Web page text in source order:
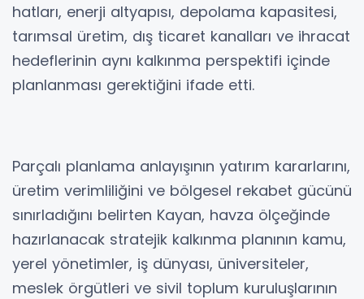
hatları, enerji altyapısı, depolama kapasitesi,
tarımsal üretim, dış ticaret kanalları ve ihracat
hedeflerinin aynı kalkınma perspektifi içinde
planlanması gerektiğini ifade etti.
Parçalı planlama anlayışının yatırım kararlarını,
üretim verimliliğini ve bölgesel rekabet gücünü
sınırladığını belirten Kayan, havza ölçeğinde
hazırlanacak stratejik kalkınma planının kamu,
yerel yönetimler, iş dünyası, üniversiteler,
meslek örgütleri ve sivil toplum kuruluşlarının